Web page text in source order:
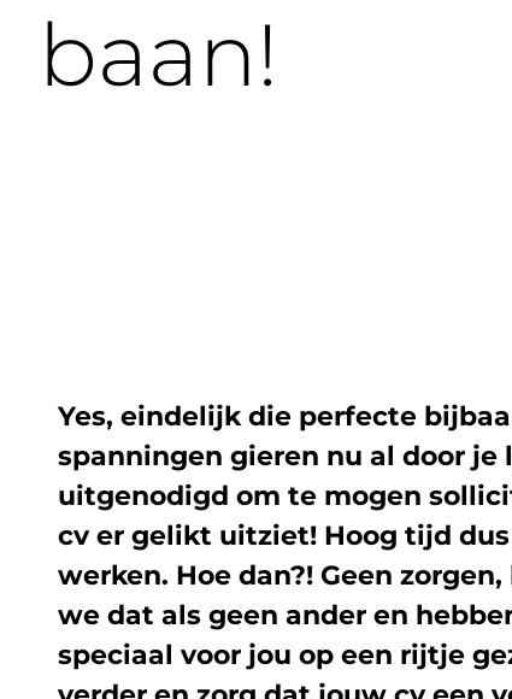
baan!
Yes, eindelijk die perfecte
spanningen gieren nu al door je
uitgenodigd om te mogen
cv er gelikt uitziet! Hoog tijd
werken. Hoe dan?! Geen
we dat als geen ander en
speciaal voor jou op een rijtje